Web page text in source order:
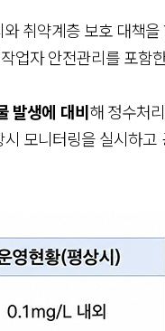
취약계층 보호 대책
업자 안전관리를 포함
발생에 대비해 정수처
모니터링을 실시하